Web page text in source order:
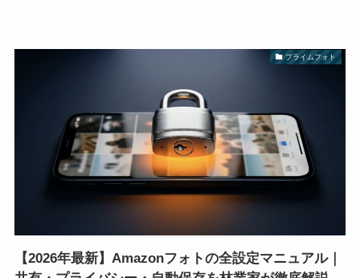
プライムフォト
【2026年最新】Amazonフォトの全設定マニュアル｜